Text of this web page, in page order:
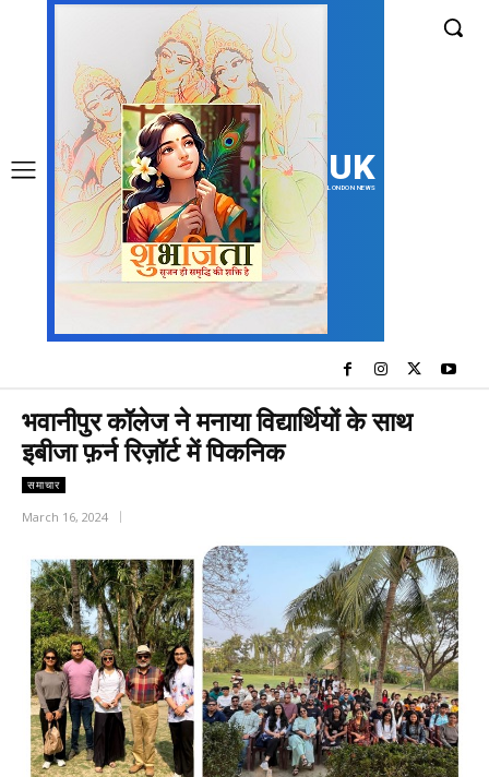
UK
LONDON NEWS
भवानीपुर कॉलेज ने मनाया विद्यार्थियों के साथ
इबीजा फ़र्न रिज़ॉर्ट में पिकनिक
समाचार
March 16, 2024